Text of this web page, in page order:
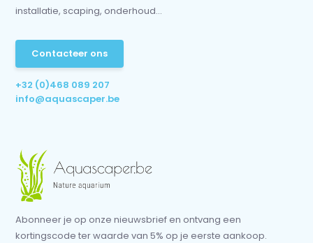
installatie, scaping, onderhoud...
Contacteer ons
+32 (0)468 089 207
info@aquascaper.be
Abonneer je op onze nieuwsbrief en ontvang een
kortingscode ter waarde van 5% op je eerste aankoop.